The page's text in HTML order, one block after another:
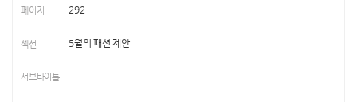
292
5월의 패션 제안